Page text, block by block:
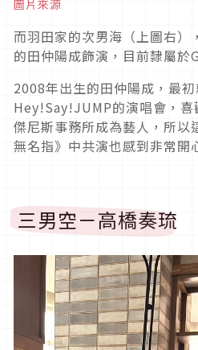
圖片來源
而羽田家的次男海（上圖右）
的田仲陽成飾演，目前隸屬於
2008年出生的田仲陽成，最
Hey!Say!JUMP的演唱會，喜
傑尼斯事務所成為藝人，所以
無名指》中共演也感到非常開
三男空－高橋奏琉